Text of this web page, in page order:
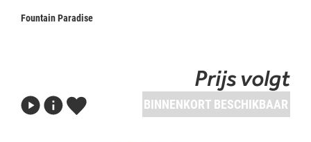
Fountain Paradise
Prijs volgt
BINNENKORT BESCHIKBAAR